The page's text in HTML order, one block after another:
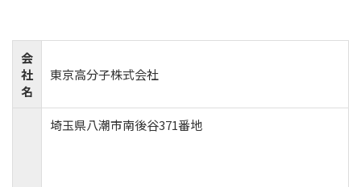
会
社
名
東京高分子株式会社
埼玉県八潮市南後谷371番地